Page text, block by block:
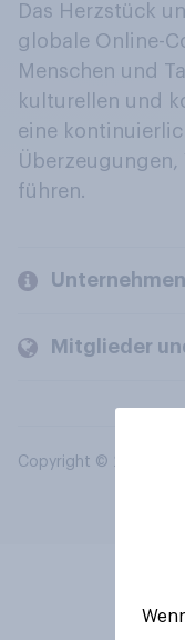
Das Herzstück
globale Online-
Menschen und
kulturellen und
eine
Überzeugungen,
führen.
Unternehmen
Mitglieder
Copyright © 2026